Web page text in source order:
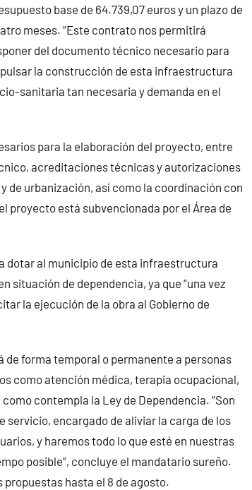
base de 64.739,07 euros y un plazo de
meses. “Este contrato nos permitirá
del documento técnico necesario para
la construcción de esta infraestructura
sanitaria tan necesaria y demanda en el
para la elaboración del proyecto, entre
acreditaciones técnicas y autorizaciones
urbanización, así como la coordinación con
está subvencionada por el Área de
dotar al municipio de esta infraestructura
situación de dependencia, ya que “una vez
la ejecución de la obra al Gobierno de
de forma temporal o permanente a personas
como atención médica, terapia ocupacional,
contempla la Ley de Dependencia. “Son
servicio, encargado de aliviar la carga de los
y haremos todo lo que esté en nuestras
posible”, concluye el mandatario sureño.
hasta el 8 de agosto.